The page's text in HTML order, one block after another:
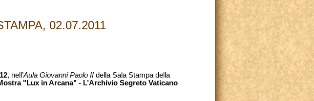
02.07.2011
, nell’Aula Giovanni Paolo II della Sala Stampa della
"Lux in Arcana" - L’Archivio Segreto Vaticano